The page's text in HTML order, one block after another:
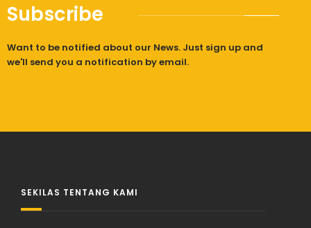
Subscribe
Want to be notified about our News. Just sign up and
we'll send you a notification by email.
SEKILAS TENTANG KAMI